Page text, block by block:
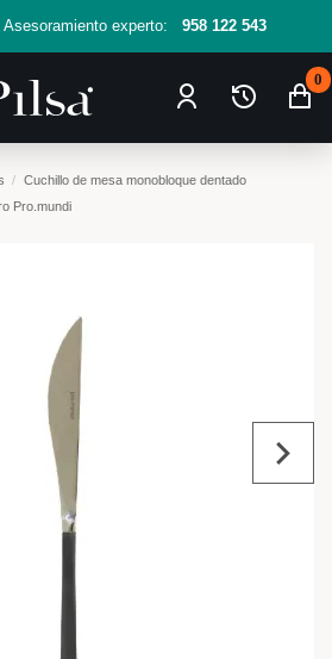
Asesoramiento experto: 958 122 543
0
Cuchillo de mesa monobloque dentado
Pro.mundi